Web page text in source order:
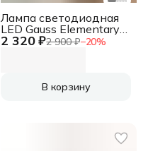
2 320 ₽2 900 ₽−20%
Лампа cветодиодная
LED Gauss Elementary
MR16 GU10 9W 660lm
В корзину